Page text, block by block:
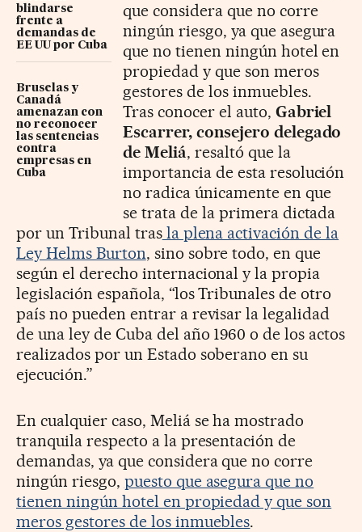
blindarse
frente a
demandas de
EE UU por Cuba
Bruselas y
Canadá
amenazan con
no reconocer
las sentencias
contra
empresas en
Cuba
que considera que no corre
ningún riesgo, ya que asegura
que no tienen ningún hotel en
propiedad y que son meros
gestores de los inmuebles.
Tras conocer el auto, Gabriel
Escarrer, consejero delegado
de Meliá, resaltó que la
importancia de esta resolución
no radica únicamente en que
se trata de la primera dictada
por un Tribunal trasla plena activación de la
Ley Helms Burton, sino sobre todo, en que
según el derecho internacional y la propia
legislación española, “los Tribunales de otro
país no pueden entrar a revisar la legalidad
de una ley de Cuba del año 1960 o de los actos
realizados por un Estado soberano en su
ejecución.”
En cualquier caso, Meliá se ha mostrado
tranquila respecto a la presentación de
demandas, ya que considera que no corre
ningún riesgo, puesto que asegura que no
tienen ningún hotel en propiedad y que son
meros gestores de los inmuebles.